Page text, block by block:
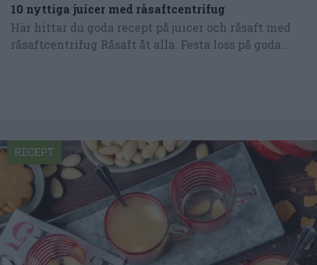
10 nyttiga juicer med råsaftcentrifug
Här hittar du goda recept på juicer och råsaft med
råsaftcentrifug Råsaft åt alla. Festa loss på goda...
RECEPT